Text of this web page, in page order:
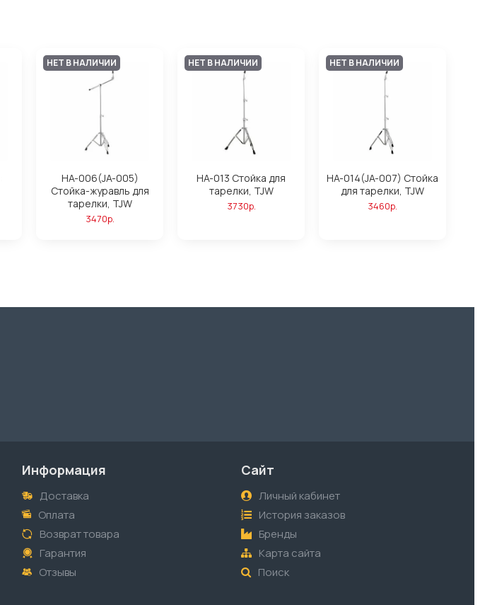
НЕТ В НАЛИЧИИ
HA-006(JA-005)
Стойка-журавль для
тарелки, TJW
3470р.
НЕТ В НАЛИЧИИ
HA-013 Стойка для
тарелки, TJW
3730р.
НЕТ В НАЛИЧИИ
HA-014(JA-007) Стойка
для тарелки, TJW
3460р.
Информация
Доставка
Оплата
Возврат товара
Гарантия
Отзывы
Сайт
Личный кабинет
История заказов
Бренды
Карта сайта
Поиск